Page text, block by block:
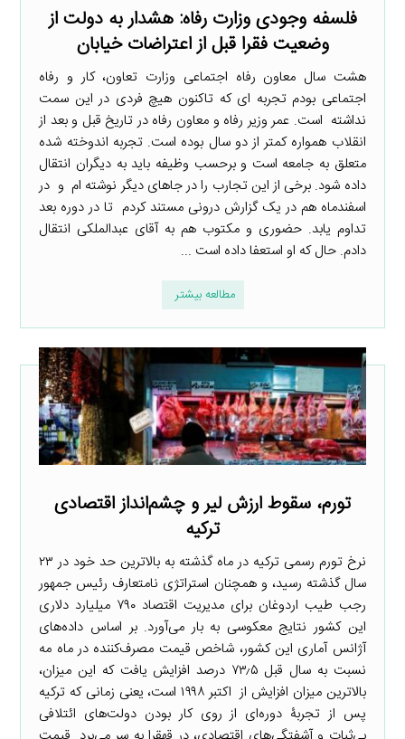
فلسفه وجودی وزارت رفاه: هشدار به دولت‌ از
وضعیت فقرا قبل از اعتراضات خیابان
هشت سال معاون رفاه اجتماعی وزارت تعاون، کار و رفاه
اجتماعی بودم تجربه ای که تاکنون هیچ فردی در این سمت
نداشته است. عمر وزیر رفاه و معاون رفاه در تاریخ قبل و بعد از
انقلاب همواره کمتر از دو سال بوده است. تجربه اندوخته شده
متعلق به جامعه است و برحسب وظیفه باید به دیگران انتقال
داده شود. برخی از این تجارب را در جاهای دیگر نوشته ام و در
اسفندماه هم در یک گزارش درونی مستند کردم تا در دوره بعد
تداوم یابد. حضوری و مکتوب هم به آقای عبدالملکی انتقال
دادم. حال که او استعفا داده است ...
مطالعه بیشتر
تورم، سقوط ارزش لیر و چشم‌انداز اقتصادی
ترکیه
نرخ تورم رسمی ترکیه در ماه گذشته به بالاترین حد خود در ۲۳
سال گذشته رسید، و همچنان استراتژی نامتعارف رئیس جمهور
رجب طیب اردوغان برای مدیریت اقتصاد ۷۹۰ میلیارد دلاری
این کشور نتایج معکوسی به بار می‌آورد. بر اساس داده‌های
آژانس آماری این کشور، شاخص قیمت مصرف‌کننده در ماه مه
نسبت به سال قبل ۷۳٫۵ درصد افزایش یافت که این میزان،
بالاترین میزان افزایش از اکتبر ۱۹۹۸ است، یعنی زمانی که ترکیه
پس از تجربۀ دوره‌ای از روی کار بودن دولت‌های ائتلافی